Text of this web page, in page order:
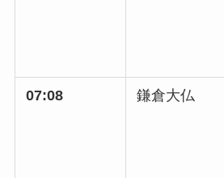
07:08 鎌倉大仏